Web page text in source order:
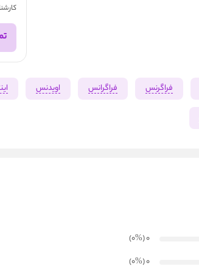
فراگرنس فراگرانس اویدنس
0(۰%
)
0(۰%
)